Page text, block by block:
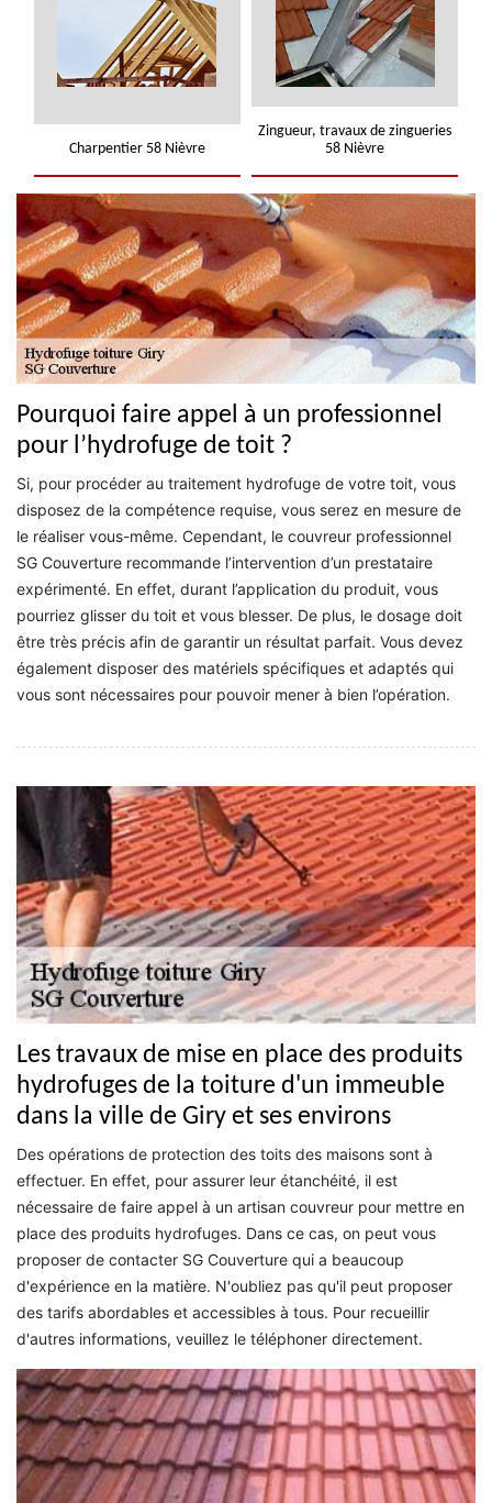
Charpentier 58 Nièvre
Zingueur, travaux de zingueries
58 Nièvre
Pourquoi faire appel à un professionnel
pour l’hydrofuge de toit ?
Si, pour procéder au traitement hydrofuge de votre toit, vous
disposez de la compétence requise, vous serez en mesure de
le réaliser vous-même. Cependant, le couvreur professionnel
SG Couverture recommande l’intervention d’un prestataire
expérimenté. En effet, durant l’application du produit, vous
pourriez glisser du toit et vous blesser. De plus, le dosage doit
être très précis afin de garantir un résultat parfait. Vous devez
également disposer des matériels spécifiques et adaptés qui
vous sont nécessaires pour pouvoir mener à bien l’opération.
Les travaux de mise en place des produits
hydrofuges de la toiture d'un immeuble
dans la ville de Giry et ses environs
Des opérations de protection des toits des maisons sont à
effectuer. En effet, pour assurer leur étanchéité, il est
nécessaire de faire appel à un artisan couvreur pour mettre en
place des produits hydrofuges. Dans ce cas, on peut vous
proposer de contacter SG Couverture qui a beaucoup
d'expérience en la matière. N'oubliez pas qu'il peut proposer
des tarifs abordables et accessibles à tous. Pour recueillir
d'autres informations, veuillez le téléphoner directement.